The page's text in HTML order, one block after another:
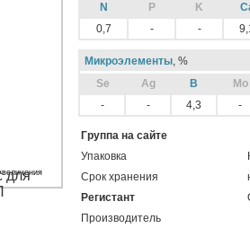
N
P K
0,7
- -
Микроэлементы, %
Sе
Ag B
Mo
-
- 4,3 -
Группа на сайте
Упаковка
Срок хранения
Регистант
Производитель